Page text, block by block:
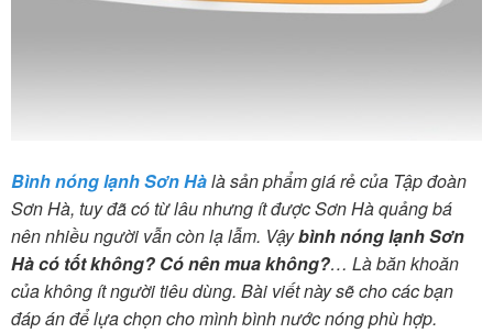
Bình nóng lạnh Sơn Hàlà sản phẩm giá rẻ của Tập đoàn
Sơn Hà, tuy đã có từ lâu nhưng ít được Sơn Hà quảng bá
nên nhiều người vẫn còn lạ lẫm. Vậybình nóng lạnh Sơn
Hà có tốt không? Có nên mua không?… Là băn khoăn
của không ít người tiêu dùng. Bài viết này sẽ cho các bạn
đáp án để lựa chọn cho mình bình nước nóng phù hợp.